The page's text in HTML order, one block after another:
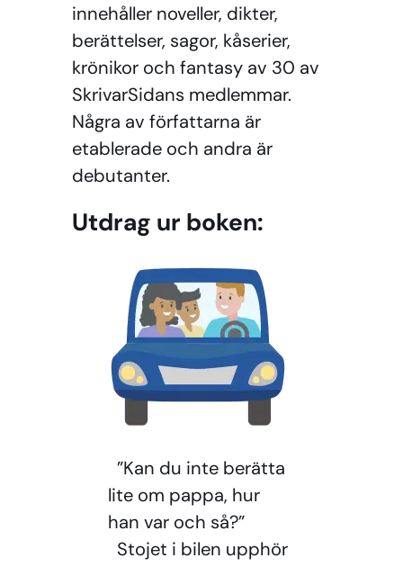
innehåller noveller, dikter,
berättelser, sagor, kåserier,
krönikor och fantasy av 30 av
SkrivarSidans medlemmar.
Några av författarna är
etablerade och andra är
debutanter.
Utdrag ur boken:
”Kan du inte berätta
lite om pappa, hur
han var och så?”
Stojet i bilen upphör